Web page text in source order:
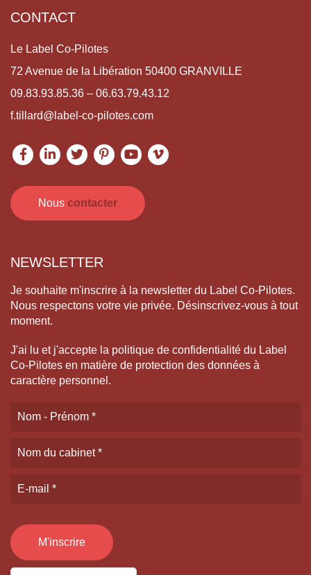
CONTACT
Le Label Co-Pilotes
72 Avenue de la Libération 50400 GRANVILLE
09.83.93.85.36 – 06.63.79.43.12
f.tillard@label-co-pilotes.com
Nous contacter
NEWSLETTER
Je souhaite m'inscrire à la newsletter du Label Co-Pilotes.
Nous respectons votre vie privée. Désinscrivez-vous à tout
moment.
J'ai lu et j'accepte la politique de confidentialité du Label
Co-Pilotes en matière de protection des données à
caractère personnel.